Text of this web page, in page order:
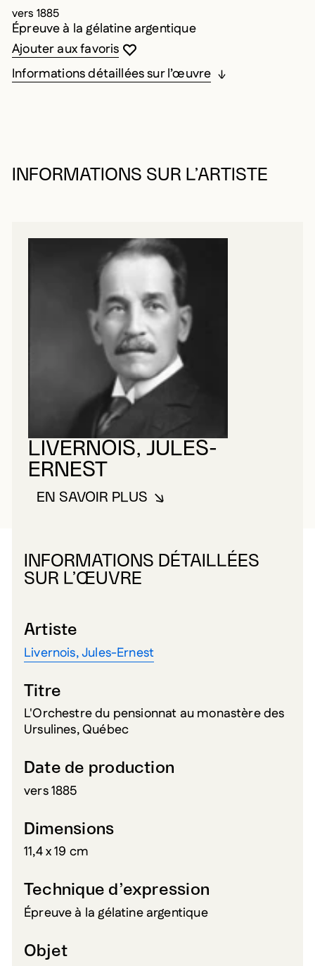
vers 1885
Épreuve à la gélatine argentique
Vous devez être connecté pour ajouter
Fermer la modale
Ouvrir la modale
Ajouter aux favoris
Informations détaillées sur l’œuvre
INFORMATIONS SUR L’ARTISTE
LIVERNOIS, JULES-
ERNEST
EN SAVOIR PLUSÀ PROPOS DE LIVERNOIS,
INFORMATIONS DÉTAILLÉES
SUR L’ŒUVRE
Artiste
Livernois, Jules-Ernest
Titre
L'Orchestre du pensionnat au monastère des
Ursulines, Québec
Date de production
vers 1885
Dimensions
11,4 x 19 cm
Technique d’expression
Épreuve à la gélatine argentique
Objet